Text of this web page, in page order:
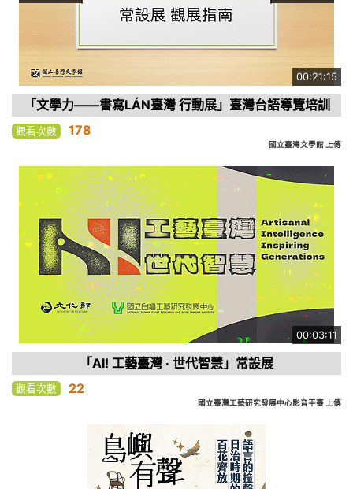
00:21:15
「文學力——書寫LÁN臺灣 行動展」臺灣台語導覽培訓
觀看次數 178
國立臺灣文學館 上傳
00:03:11
「AI! 工藝臺灣 ‧ 世代智慧」常設展
觀看次數 22
國立臺灣工藝研究發展中心影音平臺 上傳